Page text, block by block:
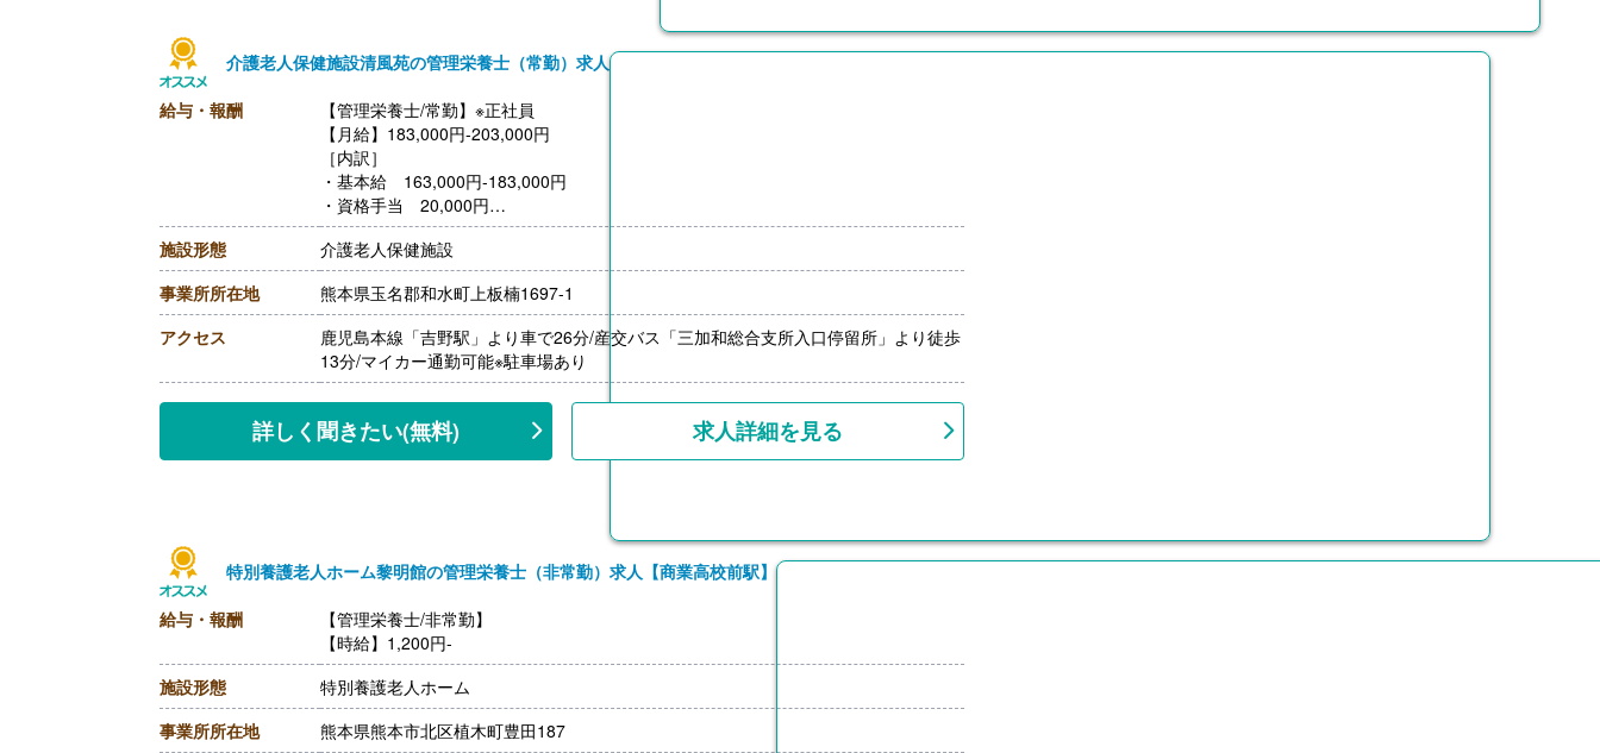
介護老人保健施設清風苑の管理栄養士（常勤）求人
給与・報酬
【管理栄養士/常勤】※正社員
【月給】183,000円-203,000円
［内訳］
・基本給 163,000円-183,000円
・資格手当 20,000円
【賞与】年2回（計4.00ヶ月分）※前年度実績
【通勤手当】あり（上限20,900円/月）
【昇給】あり（1月あたり0円‐5,000円）※前年度実績
【退職金】あり※勤続3年以上、退職金共済加入
施設形態
介護老人保健施設
事業所所在地
熊本県玉名郡和水町上板楠1697-1
アクセス
鹿児島本線「吉野駅」より車で26分/産交バス「三加和総合支所入口停留所」より徒歩
13分/マイカー通勤可能※駐車場あり
詳しく聞きたい(無料) 求人詳細を見る
特別養護老人ホーム黎明館の管理栄養士（非常勤）求人【商業高校前駅】
給与・報酬
【管理栄養士/非常勤】
【時給】1,200円-
施設形態
特別養護老人ホーム
事業所所在地
熊本県熊本市北区植木町豊田187